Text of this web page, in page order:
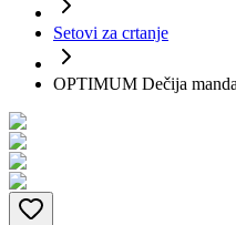
Setovi za crtanje
OPTIMUM Dečija